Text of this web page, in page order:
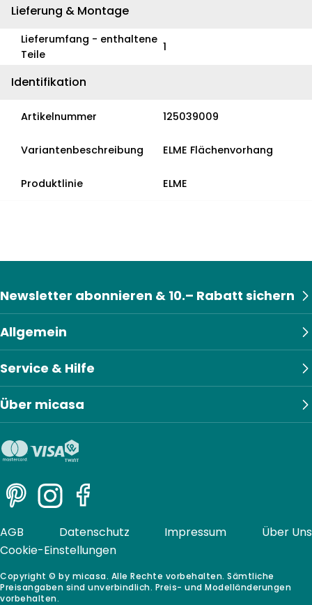
Lieferung & Montage
Lieferumfang - enthaltene
Teile
1
Identifikation
Artikelnummer 125039009
Variantenbeschreibung ELME Flächenvorhang
Produktlinie ELME
Allgemein
Service & Hilfe
Über micasa
Newsletter abonnieren & 10.– Rabatt sichern
PinterestInstagramFacebook
Copyright © by micasa. Alle Rechte vorbehalten. Sämtliche
Preisangaben sind unverbindlich. Preis- und Modelländerungen
vorbehalten.
AGB Datenschutz Impressum
Über Uns
Cookie-Einstellungen